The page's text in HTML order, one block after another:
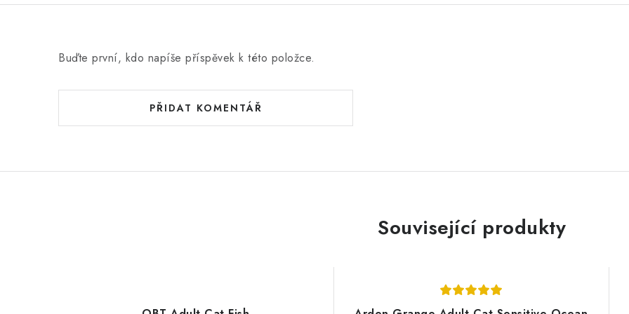
Buďte první, kdo napíše příspěvek k této položce.
PŘIDAT KOMENTÁŘ
Související produkty